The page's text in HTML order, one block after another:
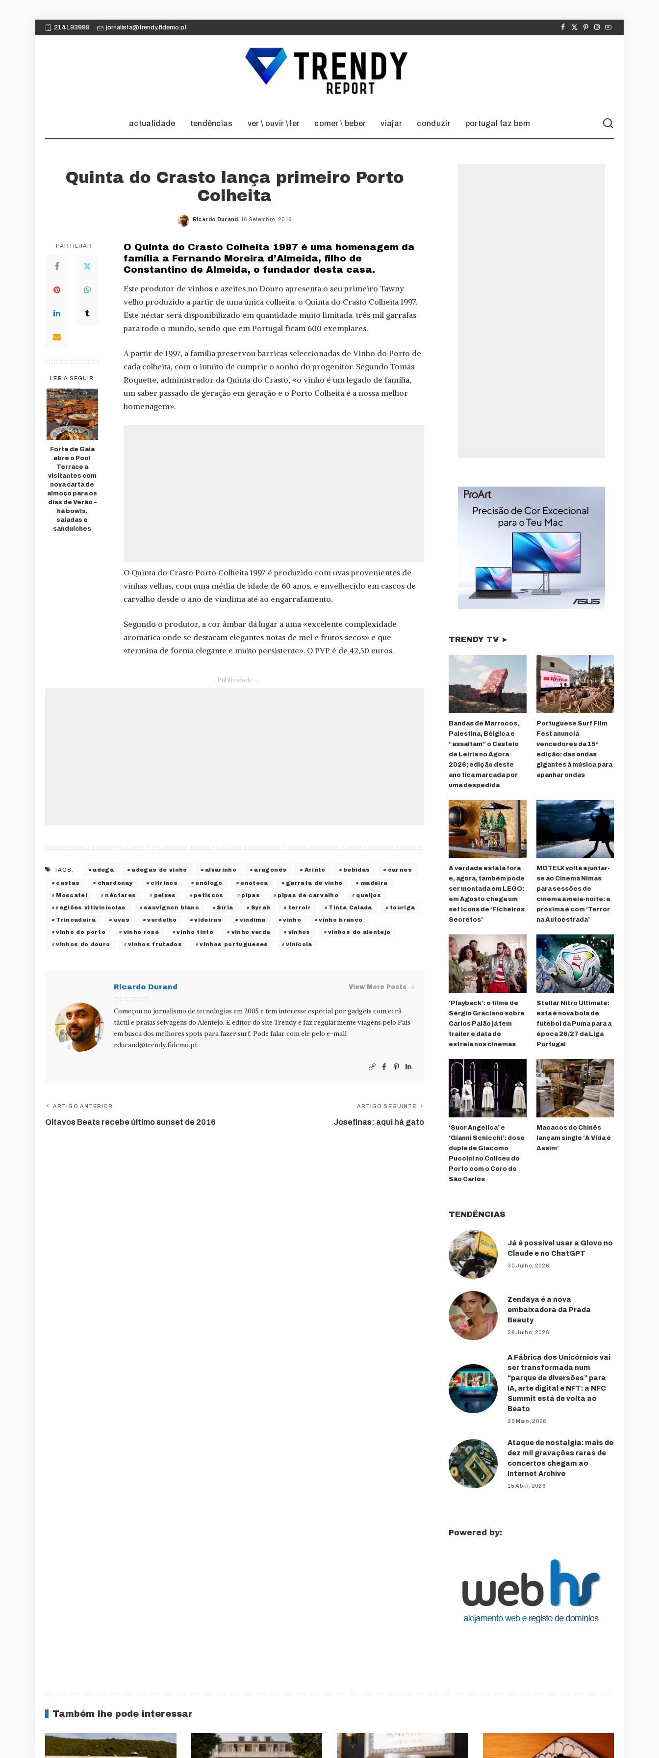
214193988 jornalista@trendy.fidemo.pt
actualidade tendências ver \ ouvir \ ler comer \ beber viajar conduzir portugal faz bem
Quinta do Crasto lança primeiro Porto
Colheita
Posted
Ricardo Durand 16 Setembro, 2016
PARTILHAR
LER A SEGUIR
Forte de Gaia
abre o Pool
Terrace a
visitantes com
nova carta de
almoço para os
dias de Verão –
há bowls,
saladas e
sanduíches
O Quinta do Crasto Colheita 1997 é uma homenagem da
família a Fernando Moreira d’Almeida, filho de
Constantino de Almeida, o fundador desta casa.
Este produtor de vinhos e azeites no Douro apresenta o seu primeiro Tawny
velho produzido a partir de uma única colheita: o Quinta do Crasto Colheita 1997.
Este néctar será disponibilizado em quantidade muito limitada: três mil garrafas
para todo o mundo, sendo que em Portugal ficam 600 exemplares.
A partir de 1997, a família preservou barricas seleccionadas de Vinho do Porto de
cada colheita, com o intuito de cumprir o sonho do progenitor. Segundo Tomás
Roquette, administrador da Quinta do Crasto, «o vinho é um legado de família,
um saber passado de geração em geração e o Porto Colheita é a nossa melhor
homenagem».
O Quinta do Crasto Porto Colheita 1997 é produzido com uvas provenientes de
vinhas velhas, com uma média de idade de 60 anos, e envelhecido em cascos de
carvalho desde o ano de vindima até ao engarrafamento.
Segundo o produtor, a cor âmbar dá lugar a uma «excelente complexidade
aromática onde se destacam elegantes notas de mel e frutos secos» e que
«termina de forma elegante e muito persistente». O PVP é de 42,50 euros.
– Publicidade –
TAGS: adega adegas de vinho alvarinho aragonês Arinto bebidas carnes
castas chardonay citrinos enólogo enoteca garrafa de vinho madeira
Moscatel néctares peixes petiscos pipas pipas de carvalho queijos
regiões vitivinícolas sauvignon blanc Síria Syrah terroir Tinta Caiada touriga
Trincadeira uvas verdelho videiras vindima vinho vinho branco
vinho do porto vinho rosé vinho tinto vinho verde vinhos vinhos do alentejo
vinhos do douro vinhos frutados vinhos portugueses vinícola
Ricardo Durand View More Posts
Começou no jornalismo de tecnologias em 2005 e tem interesse especial por gadgets com ecrã
táctil e praias selvagens do Alentejo. É editor do site Trendy e faz regularmente viagens pelo País
em busca dos melhores spots para fazer surf. Pode falar com ele pelo e-mail
rdurand@trendy.fidemo.pt.
ARTIGO ANTERIOR
Oitavos Beats recebe último sunset de 2016
ARTIGO SEGUINTE
Josefinas: aqui há gato
TRENDY TV ►
Bandas de Marrocos,
Palestina, Bélgica e
“assaltam” o Castelo
de Leiria no Ágora
2026; edição deste
ano fica marcada por
uma despedida
Portuguese Surf Film
Fest anuncia
vencedores da 15ª
edição: das ondas
gigantes à música para
apanhar ondas
A verdade está lá fora
e, agora, também pode
ser montada em LEGO:
em Agosto chega um
set Icons de ‘Ficheiros
Secretos’
MOTELX volta a juntar-
se ao Cinema Nimas
para sessões de
cinema à meia-noite: a
próxima é com ‘Terror
na Autoestrada’
‘Playback’: o filme de
Sérgio Graciano sobre
Carlos Paião já tem
trailer e data de
estreia nos cinemas
Stellar Nitro Ultimate:
esta é nova bola de
futebol da Puma para a
época 26/27 da Liga
Portugal
‘Suor Angelica’ e
‘Gianni Schicchi’: dose
dupla de Giacomo
Puccini no Coliseu do
Porto com o Coro do
São Carlos
Macacos do Chinês
lançam single ‘A Vida é
Assim’
TENDÊNCIAS
Já é possível usar a Glovo no
Claude e no ChatGPT
30 Julho, 2026
Zendaya é a nova
embaixadora da Prada
Beauty
29 Julho, 2026
A Fábrica dos Unicórnios vai
ser transformada num
“parque de diversões” para
IA, arte digital e NFT: a NFC
Summit está de volta ao
Beato
26 Maio, 2026
Ataque de nostalgia: mais de
dez mil gravações raras de
concertos chegam ao
Internet Archive
15 Abril, 2026
Powered by:
Também lhe pode interessar